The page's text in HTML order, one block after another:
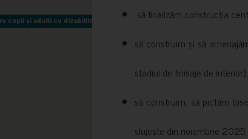
copii și adulti cu dizabilitati neuromotorii Sfântul Nectarie
copii și adulti cu dizabilitati neuromotorii Sfântul Nectarie
să finalizăm construcția
să construim și să
stadiul de finisaje de interior);
să construim, să pictăm
slujește din noiembrie 2025;